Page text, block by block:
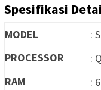
Spesifikasi
MODEL
:
PROCESSOR
:
RAM
: